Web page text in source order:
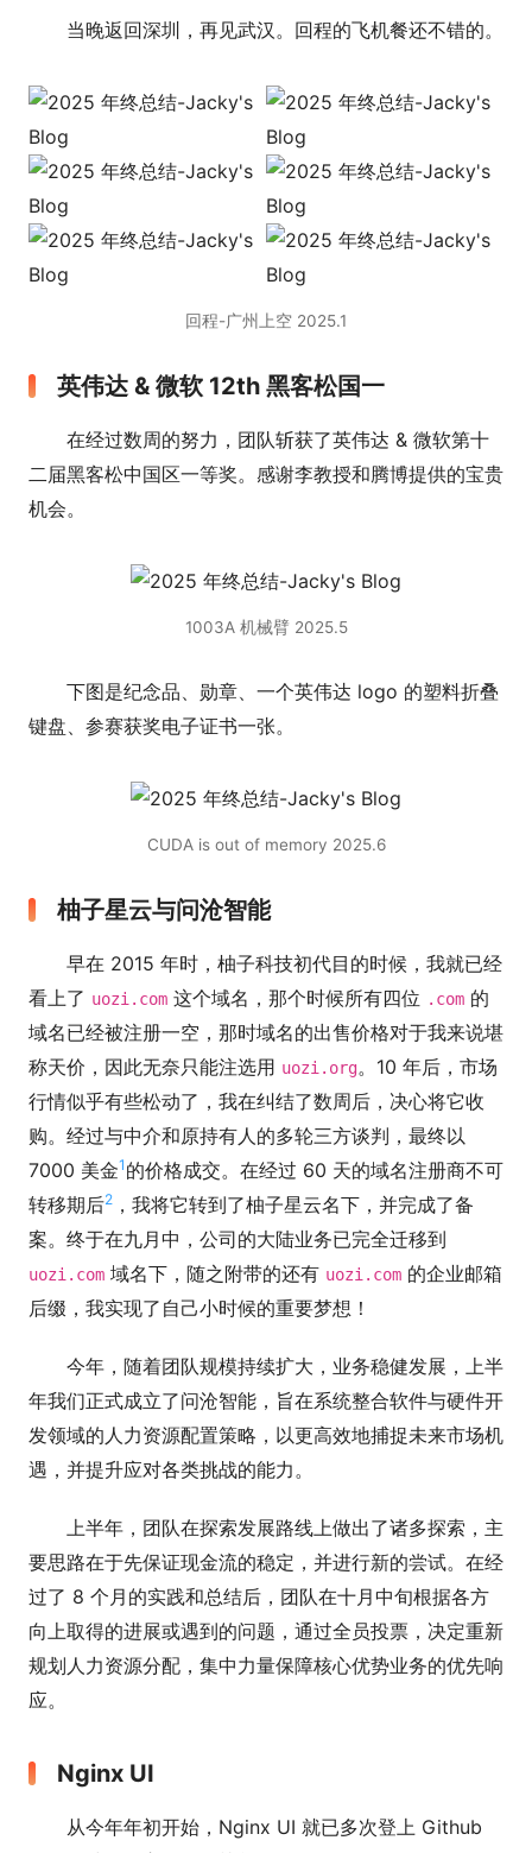
当晚返回深圳，再见武汉。回程的飞机餐还不错的。
回程-广州上空 2025.1
英伟达 & 微软 12th 黑客松国一
在经过数周的努力，团队斩获了英伟达 & 微软第十
二届黑客松中国区一等奖。感谢李教授和腾博提供的宝贵
机会。
1003A 机械臂 2025.5
下图是纪念品、勋章、一个英伟达 logo 的塑料折叠
键盘、参赛获奖电子证书一张。
CUDA is out of memory 2025.6
柚子星云与问沧智能
早在 2015 年时，柚子科技初代目的时候，我就已经
看上了 uozi.com 这个域名，那个时候所有四位 .com 的
域名已经被注册一空，那时域名的出售价格对于我来说堪
称天价，因此无奈只能注选用 uozi.org。10 年后，市场
行情似乎有些松动了，我在纠结了数周后，决心将它收
购。经过与中介和原持有人的多轮三方谈判，最终以
7000 美金1 的价格成交。在经过 60 天的域名注册商不可
转移期后2 ，我将它转到了柚子星云名下，并完成了备
案。终于在九月中，公司的大陆业务已完全迁移到
uozi.com 域名下，随之附带的还有 uozi.com 的企业邮箱
后缀，我实现了自己小时候的重要梦想！
今年，随着团队规模持续扩大，业务稳健发展，上半
年我们正式成立了问沧智能，旨在系统整合软件与硬件开
发领域的人力资源配置策略，以更高效地捕捉未来市场机
遇，并提升应对各类挑战的能力。
上半年，团队在探索发展路线上做出了诸多探索，主
要思路在于先保证现金流的稳定，并进行新的尝试。在经
过了 8 个月的实践和总结后，团队在十月中旬根据各方
向上取得的进展或遇到的问题，通过全员投票，决定重新
规划人力资源分配，集中力量保障核心优势业务的优先响
应。
Nginx UI
从今年年初开始，Nginx UI 就已多次登上 Github